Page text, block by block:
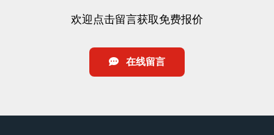
欢迎点击留言获取免费报价
在线留言